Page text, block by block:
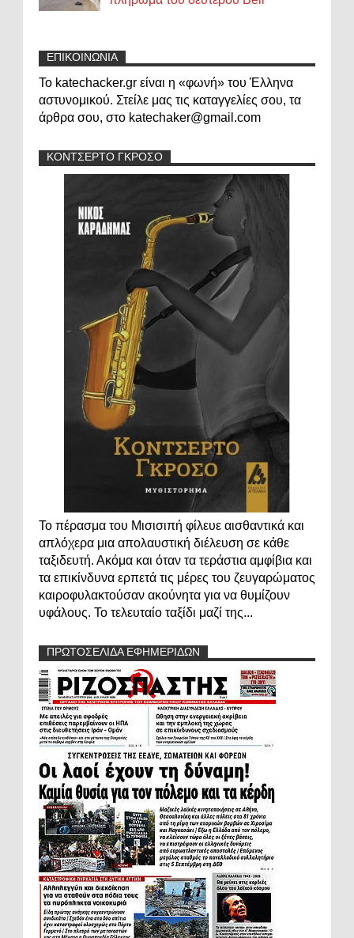
ΕΠΙΚΟΙΝΩΝΙΑ
Το katechacker.gr είναι η «φωνή» του Έλληνα
αστυνομικού. Στείλε μας τις καταγγελίες σου, τα
άρθρα σου, στο katechaker@gmail.com
ΚΟΝΤΣΕΡΤΟ ΓΚΡΟΣΟ
Το πέρασμα του Μισισιπή φίλευε αισθαντικά και
απλόχερα μια απολαυστική διέλευση σε κάθε
ταξιδευτή. Ακόμα και όταν τα τεράστια αμφίβια και
τα επικίνδυνα ερπετά τις μέρες του ζευγαρώματος
καιροφυλακτούσαν ακούνητα για να θυμίζουν
υφάλους. Το τελευταίο ταξίδι μαζί της...
ΠΡΩΤΟΣΕΛΙΔΑ ΕΦΗΜΕΡΙΔΩΝ